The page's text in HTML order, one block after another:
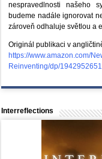
nespravedlnosti našeho
budeme nadále ignorovat
zároveň odhaluje světlou a
Originál publikaci v
https://www.amazon.com/
Reinventing/dp/1942952651
Interreflections